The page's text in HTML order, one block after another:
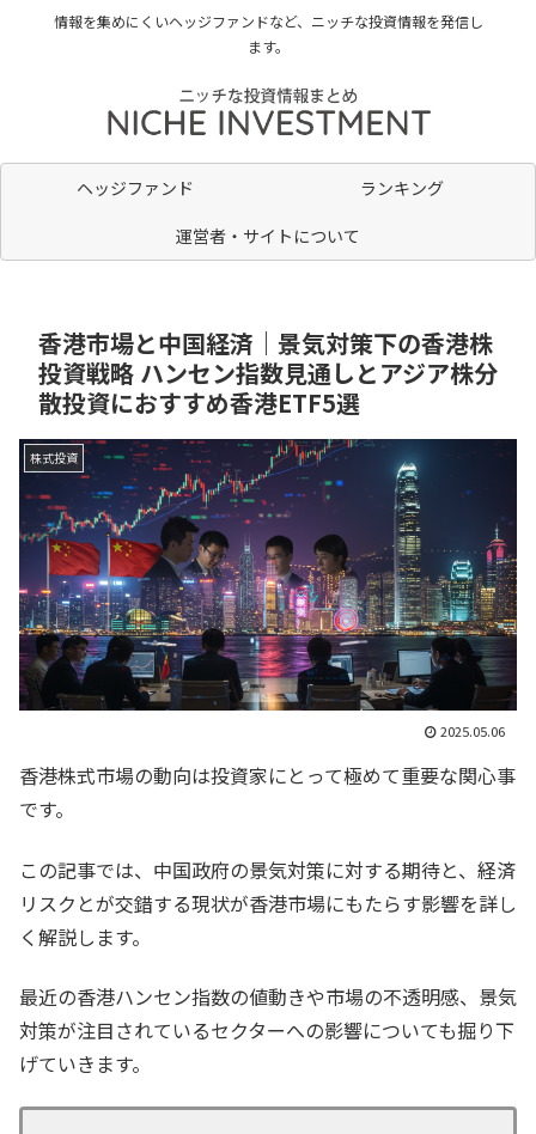
情報を集めにくいヘッジファンドなど、ニッチな投資情報を発信し
ます。
ヘッジファンド
ランキング
運営者・サイトについて
香港市場と中国経済｜景気対策下の香港株
投資戦略 ハンセン指数見通しとアジア株分
散投資におすすめ香港ETF5選
株式投資
2025.05.06
香港株式市場の動向は投資家にとって極めて重要な関心事
です。
この記事では、中国政府の景気対策に対する期待と、経済
リスクとが交錯する現状が香港市場にもたらす影響を詳し
く解説します。
最近の香港ハンセン指数の値動きや市場の不透明感、景気
対策が注目されているセクターへの影響についても掘り下
げていきます。